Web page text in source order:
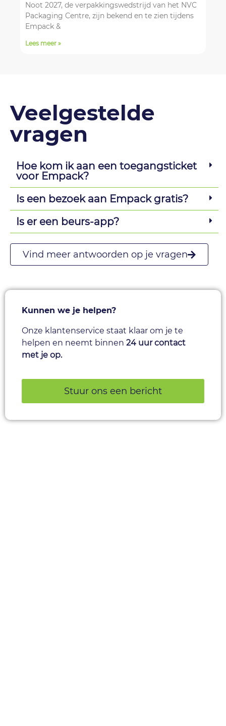
Noot 2027, de verpakkingswedstrijd van het NVC
Packaging Centre, zijn bekend en te zien tijdens
Empack &
Lees meer »
Veelgestelde
vragen
Hoe kom ik aan een toegangsticket
voor Empack?
Is een bezoek aan Empack gratis?
Is er een beurs-app?
Vind meer antwoorden op je vragen
Kunnen we je helpen?
Onze klantenservice staat klaar om je te
helpen en neemt binnen 24 uur contact
met je op.
Stuur ons een bericht